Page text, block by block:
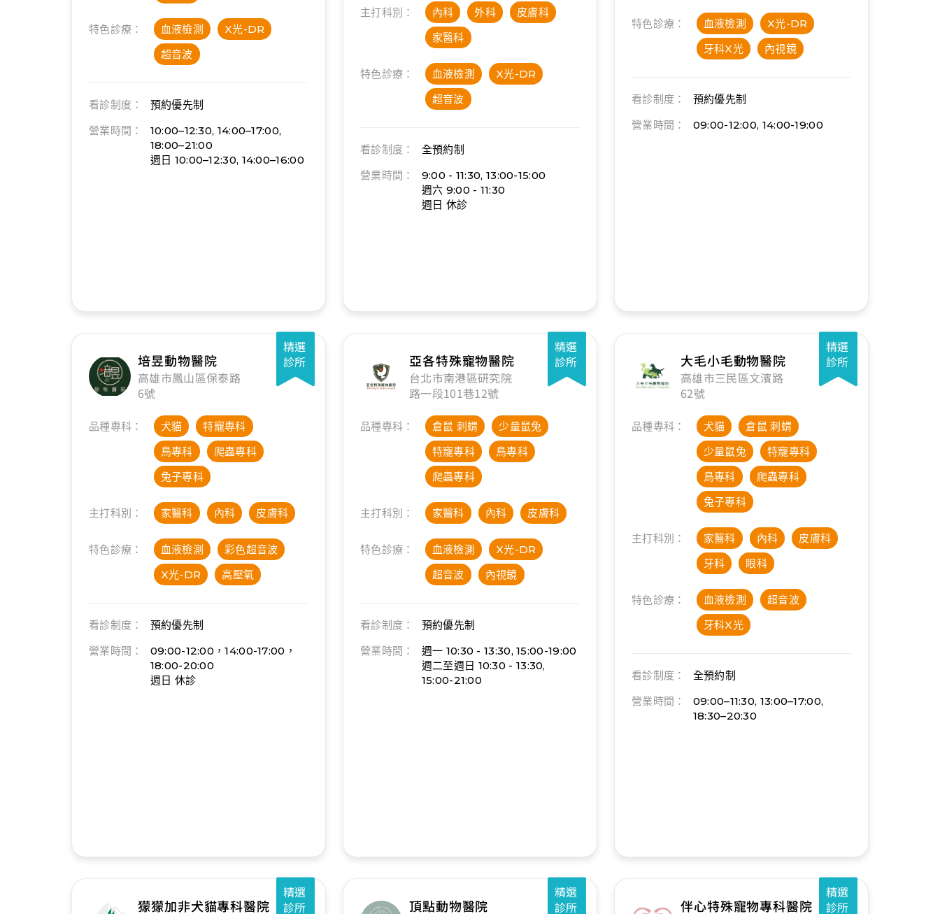
特色診療： 血液檢測
X光-DR
超音波
看診制度：
預約優先制
營業時間：
10:00–12:30, 14:00–17:00,
18:00–21:00
週日 10:00–12:30, 14:00–16:00
主打科別： 內科 外科
皮膚科
家醫科
特色診療： 血液檢測
X光-DR
超音波
看診制度：
全預約制
營業時間：
9:00 - 11:30, 13:00-15:00
週六 9:00 - 11:30
週日 休診
特色診療： 血液檢測
X光-DR
牙科X光
內視鏡
看診制度：
預約優先制
營業時間：
09:00-12:00, 14:00-19:00
精選
診所
培昱動物醫院
高雄市鳳山區保泰路
6號
品種專科： 犬貓
特寵專科
鳥專科
爬蟲專科
兔子專科
主打科別： 家醫科 內科 皮膚科
特色診療： 血液檢測
彩色超音波
X光-DR
高壓氧
看診制度：
預約優先制
營業時間：
09:00-12:00，14:00-17:00，
18:00-20:00
週日 休診
精選
診所
亞各特殊寵物醫院
台北市南港區研究院
路一段101巷12號
品種專科： 倉鼠 刺蝟
少量鼠兔
特寵專科
鳥專科
爬蟲專科
主打科別： 家醫科 內科 皮膚科
特色診療： 血液檢測
X光-DR
超音波
內視鏡
看診制度：
預約優先制
營業時間：
週一 10:30 - 13:30, 15:00-19:00
週二至週日 10:30 - 13:30,
15:00-21:00
精選
診所
大毛小毛動物醫院
高雄市三民區文濱路
62號
品種專科： 犬貓
倉鼠 刺蝟
少量鼠兔
特寵專科
鳥專科
爬蟲專科
兔子專科
主打科別： 家醫科 內科
皮膚科
牙科
眼科
特色診療： 血液檢測
超音波
牙科X光
看診制度：
全預約制
營業時間：
09:00–11:30, 13:00–17:00,
18:30–20:30
精選
診所
獴獴加非犬貓專科醫院
精選
診所
頂點動物醫院
精選
診所
伴心特殊寵物專科醫院